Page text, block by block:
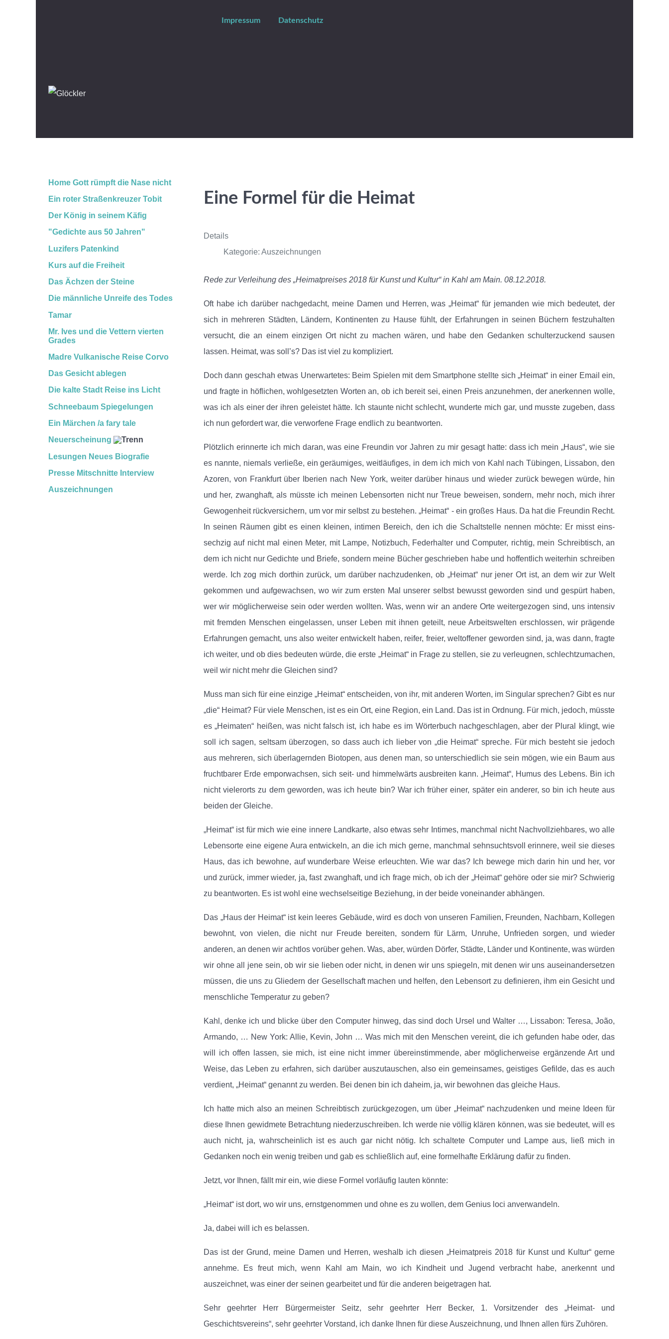
Impressum Datenschutz
Home Gott rümpft die Nase nicht
Ein roter Straßenkreuzer Tobit
Der König in seinem Käfig
"Gedichte aus 50 Jahren"
Luzifers Patenkind
Kurs auf die Freiheit
Das Ächzen der Steine
Die männliche Unreife des Todes
Tamar
Mr. Ives und die Vettern vierten
Grades
Madre Vulkanische Reise Corvo
Das Gesicht ablegen
Die kalte Stadt Reise ins Licht
Schneebaum Spiegelungen
Ein Märchen /a fary tale
Neuerscheinung
Lesungen Neues Biografie
Presse Mitschnitte Interview
Auszeichnungen
Eine Formel für die Heimat
Details
Kategorie: Auszeichnungen
Rede zur Verleihung des „Heimatpreises 2018 für Kunst und Kultur“ in Kahl am Main. 08.12.2018.
Oft habe ich darüber nachgedacht, meine Damen und Herren, was „Heimat“ für jemanden wie mich bedeutet, der
sich in mehreren Städten, Ländern, Kontinenten zu Hause fühlt, der Erfahrungen in seinen Büchern festzuhalten
versucht, die an einem einzigen Ort nicht zu machen wären, und habe den Gedanken schulterzuckend sausen
lassen. Heimat, was soll’s? Das ist viel zu kompliziert.
Doch dann geschah etwas Unerwartetes: Beim Spielen mit dem Smartphone stellte sich „Heimat“ in einer Email ein,
und fragte in höflichen, wohlgesetzten Worten an, ob ich bereit sei, einen Preis anzunehmen, der anerkennen wolle,
was ich als einer der ihren geleistet hätte. Ich staunte nicht schlecht, wunderte mich gar, und musste zugeben, dass
ich nun gefordert war, die verworfene Frage endlich zu beantworten.
Plötzlich erinnerte ich mich daran, was eine Freundin vor Jahren zu mir gesagt hatte: dass ich mein „Haus“, wie sie
es nannte, niemals verließe, ein geräumiges, weitläufiges, in dem ich mich von Kahl nach Tübingen, Lissabon, den
Azoren, von Frankfurt über Iberien nach New York, weiter darüber hinaus und wieder zurück bewegen würde, hin
und her, zwanghaft, als müsste ich meinen Lebensorten nicht nur Treue beweisen, sondern, mehr noch, mich ihrer
Gewogenheit rückversichern, um vor mir selbst zu bestehen. „Heimat“ - ein großes Haus. Da hat die Freundin Recht.
In seinen Räumen gibt es einen kleinen, intimen Bereich, den ich die Schaltstelle nennen möchte: Er misst eins-
sechzig auf nicht mal einen Meter, mit Lampe, Notizbuch, Federhalter und Computer, richtig, mein Schreibtisch, an
dem ich nicht nur Gedichte und Briefe, sondern meine Bücher geschrieben habe und hoffentlich weiterhin schreiben
werde. Ich zog mich dorthin zurück, um darüber nachzudenken, ob „Heimat“ nur jener Ort ist, an dem wir zur Welt
gekommen und aufgewachsen, wo wir zum ersten Mal unserer selbst bewusst geworden sind und gespürt haben,
wer wir möglicherweise sein oder werden wollten. Was, wenn wir an andere Orte weitergezogen sind, uns intensiv
mit fremden Menschen eingelassen, unser Leben mit ihnen geteilt, neue Arbeitswelten erschlossen, wir prägende
Erfahrungen gemacht, uns also weiter entwickelt haben, reifer, freier, weltoffener geworden sind, ja, was dann, fragte
ich weiter, und ob dies bedeuten würde, die erste „Heimat“ in Frage zu stellen, sie zu verleugnen, schlechtzumachen,
weil wir nicht mehr die Gleichen sind?
Muss man sich für eine einzige „Heimat“ entscheiden, von ihr, mit anderen Worten, im Singular sprechen? Gibt es nur
„die“ Heimat? Für viele Menschen, ist es ein Ort, eine Region, ein Land. Das ist in Ordnung. Für mich, jedoch, müsste
es „Heimaten“ heißen, was nicht falsch ist, ich habe es im Wörterbuch nachgeschlagen, aber der Plural klingt, wie
soll ich sagen, seltsam überzogen, so dass auch ich lieber von „die Heimat“ spreche. Für mich besteht sie jedoch
aus mehreren, sich überlagernden Biotopen, aus denen man, so unterschiedlich sie sein mögen, wie ein Baum aus
fruchtbarer Erde emporwachsen, sich seit- und himmelwärts ausbreiten kann. „Heimat“, Humus des Lebens. Bin ich
nicht vielerorts zu dem geworden, was ich heute bin? War ich früher einer, später ein anderer, so bin ich heute aus
beiden der Gleiche.
„Heimat“ ist für mich wie eine innere Landkarte, also etwas sehr Intimes, manchmal nicht Nachvollziehbares, wo alle
Lebensorte eine eigene Aura entwickeln, an die ich mich gerne, manchmal sehnsuchtsvoll erinnere, weil sie dieses
Haus, das ich bewohne, auf wunderbare Weise erleuchten. Wie war das? Ich bewege mich darin hin und her, vor
und zurück, immer wieder, ja, fast zwanghaft, und ich frage mich, ob ich der „Heimat“ gehöre oder sie mir? Schwierig
zu beantworten. Es ist wohl eine wechselseitige Beziehung, in der beide voneinander abhängen.
Das „Haus der Heimat“ ist kein leeres Gebäude, wird es doch von unseren Familien, Freunden, Nachbarn, Kollegen
bewohnt, von vielen, die nicht nur Freude bereiten, sondern für Lärm, Unruhe, Unfrieden sorgen, und wieder
anderen, an denen wir achtlos vorüber gehen. Was, aber, würden Dörfer, Städte, Länder und Kontinente, was würden
wir ohne all jene sein, ob wir sie lieben oder nicht, in denen wir uns spiegeln, mit denen wir uns auseinandersetzen
müssen, die uns zu Gliedern der Gesellschaft machen und helfen, den Lebensort zu definieren, ihm ein Gesicht und
menschliche Temperatur zu geben?
Kahl, denke ich und blicke über den Computer hinweg, das sind doch Ursel und Walter …, Lissabon: Teresa, João,
Armando, … New York: Allie, Kevin, John … Was mich mit den Menschen vereint, die ich gefunden habe oder, das
will ich offen lassen, sie mich, ist eine nicht immer übereinstimmende, aber möglicherweise ergänzende Art und
Weise, das Leben zu erfahren, sich darüber auszutauschen, also ein gemeinsames, geistiges Gefilde, das es auch
verdient, „Heimat“ genannt zu werden. Bei denen bin ich daheim, ja, wir bewohnen das gleiche Haus.
Ich hatte mich also an meinen Schreibtisch zurückgezogen, um über „Heimat“ nachzudenken und meine Ideen für
diese Ihnen gewidmete Betrachtung niederzuschreiben. Ich werde nie völlig klären können, was sie bedeutet, will es
auch nicht, ja, wahrscheinlich ist es auch gar nicht nötig. Ich schaltete Computer und Lampe aus, ließ mich in
Gedanken noch ein wenig treiben und gab es schließlich auf, eine formelhafte Erklärung dafür zu finden.
Jetzt, vor Ihnen, fällt mir ein, wie diese Formel vorläufig lauten könnte:
„Heimat“ ist dort, wo wir uns, ernstgenommen und ohne es zu wollen, dem Genius loci anverwandeln.
Ja, dabei will ich es belassen.
Das ist der Grund, meine Damen und Herren, weshalb ich diesen „Heimatpreis 2018 für Kunst und Kultur“ gerne
annehme. Es freut mich, wenn Kahl am Main, wo ich Kindheit und Jugend verbracht habe, anerkennt und
auszeichnet, was einer der seinen gearbeitet und für die anderen beigetragen hat.
Sehr geehrter Herr Bürgermeister Seitz, sehr geehrter Herr Becker, 1. Vorsitzender des „Heimat- und
Geschichtsvereins“, sehr geehrter Vorstand, ich danke Ihnen für diese Auszeichnung, und Ihnen allen fürs Zuhören.